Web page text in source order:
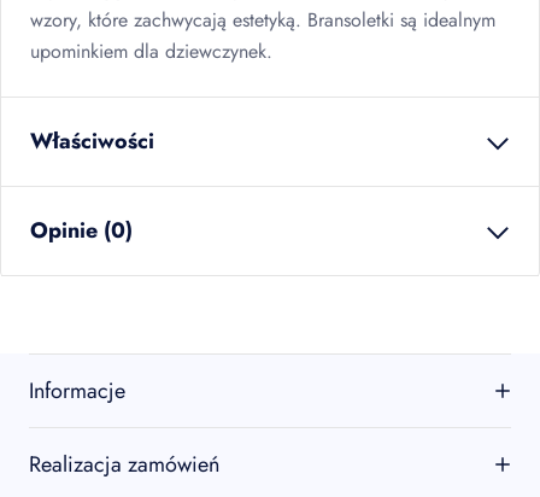
wzory, które zachwycają estetyką. Bransoletki są idealnym
upominkiem dla dziewczynek.
Właściwości
ilość w opakowaniu
zbiorczym
Opinie (0)
Bądź pierwszą osobą, która podzieli się opinią o tym
produkcie!
Oceń produkt
Informacje
O firmie
Kontakt
Realizacja zamówień